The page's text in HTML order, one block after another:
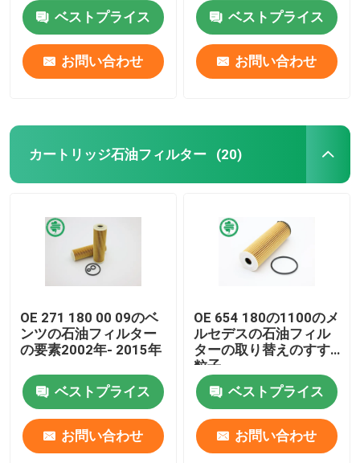
ベストプライス
お問い合わせ
ベストプライス
お問い合わせ
カートリッジ石油フィルター (20)
OE 271 180 00 09のベ
ンツの石油フィルター
の要素2002年- 2015年
ベストプライス
お問い合わせ
OE 654 180の1100のメ
ルセデスの石油フィル
ターの取り替えのすす
粒子
ベストプライス
お問い合わせ